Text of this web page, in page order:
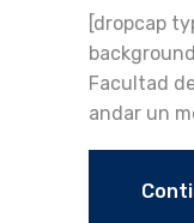
[dropcap
Facultad
andar un